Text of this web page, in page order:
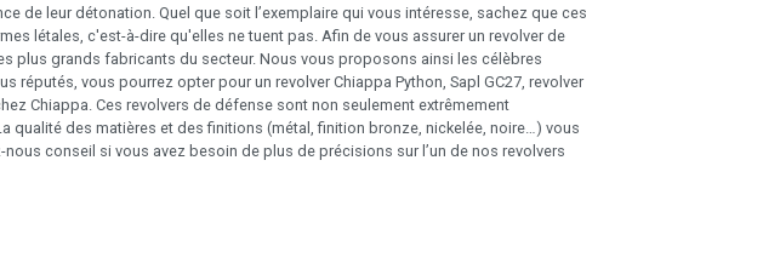
de leur détonation. Quel que soit l’exemplaire qui vous intéresse, sachez que ces
létales, c'est-à-dire qu'elles ne tuent pas. Afin de vous assurer un revolver de
plus grands fabricants du secteur. Nous vous proposons ainsi les célèbres
réputés, vous pourrez opter pour un revolver Chiappa Python, Sapl GC27, revolver
Chiappa. Ces revolvers de défense sont non seulement extrêmement
des matières et des finitions (métal, finition bronze, nickelée, noire…) vous
conseil si vous avez besoin de plus de précisions sur l’un de nos revolvers